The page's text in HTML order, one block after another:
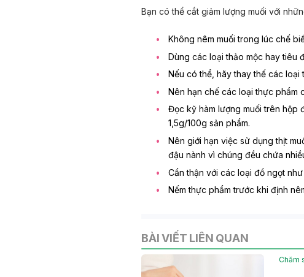
Bạn có thể cắt giảm lượng muối với
Không nêm muối trong lúc chế
Dùng các loại thảo mộc hay tiêu
Nếu có thể, hãy thay thế các loại
Nên hạn chế các loại thực phẩm
Đọc kỹ hàm lượng muối trên hộp
1,5g/100g sản phẩm.
Nên giới hạn việc sử dụng thịt
đậu nành vì chúng đều chứa
Cẩn thận với các loại đồ ngọt
Nếm thực phẩm trước khi định
BÀI VIẾT LIÊN QUAN
Chăm